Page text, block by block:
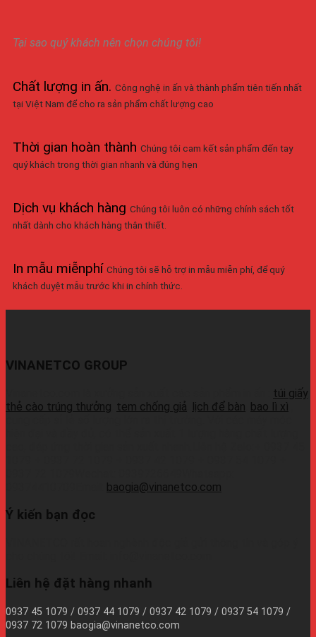
Tại sao quý khách nên chọn chúng tôi!
Chất lượng in ấn. Công nghệ in ấn và thành phẩm tiên tiến nhất
tại Việt Nam để cho ra sản phẩm chất lượng cao
Thời gian hoàn thành Chúng tôi cam kết sản phẩm đến tay
quý khách trong thời gian nhanh và đúng hẹn
Dịch vụ khách hàng Chúng tôi luôn có những chính sách tốt
nhất dành cho khách hàng thân thiết.
In mẫu miễnphí Chúng tôi sẽ hỗ trợ in mẫu miễn phí, để quý
khách duyệt mẫu trước khi in chính thức.
VINANETCO GROUP
túi giấy
thẻ cào trúng thưởng tem chống giả lịch để bàn bao lì xì
baogia@vinanetco.com
Ý kiến bạn đọc
Liên hệ đặt hàng nhanh
0937 45 1079 / 0937 44 1079 / 0937 42 1079 / 0937 54 1079 /
0937 72 1079 baogia@vinanetco.com